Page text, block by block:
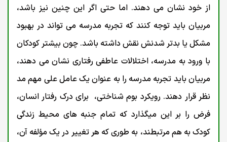
از خود نشان می دهند. اما حتی اگر این چنین نیز باشد،
مربیان باید توجه کنند که تجربه مدرسه می تواند در بهبود
مشکل یا بدتر شدنش نقش داشته باشد. چون بیشتر کودکان
با ورود به مدرسه، اختلالات عاطفی رفتاری نشان می دهند،
مربیان باید تجربه مدرسه را به عنوان یک عامل على مهم مد
نظر قرار دهند. رویکرد بوم شناختی، برای درک رفتار انسان،
فرض را بر این میگذارد که تمام جنبه های محیط زندگی
کودک به هم مرتبطند، به طوری که هر تغییر در یک مؤلفه آن،